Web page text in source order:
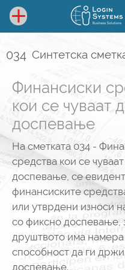
034 Синтетска
Финансиски
кои се чуваат
доспевање
На сметката 034 -
средства кои се
доспевање, се
финансиските
или утврдени износи
со фиксно доспевање,
друштвото има намера
способност да ги
доспевање.